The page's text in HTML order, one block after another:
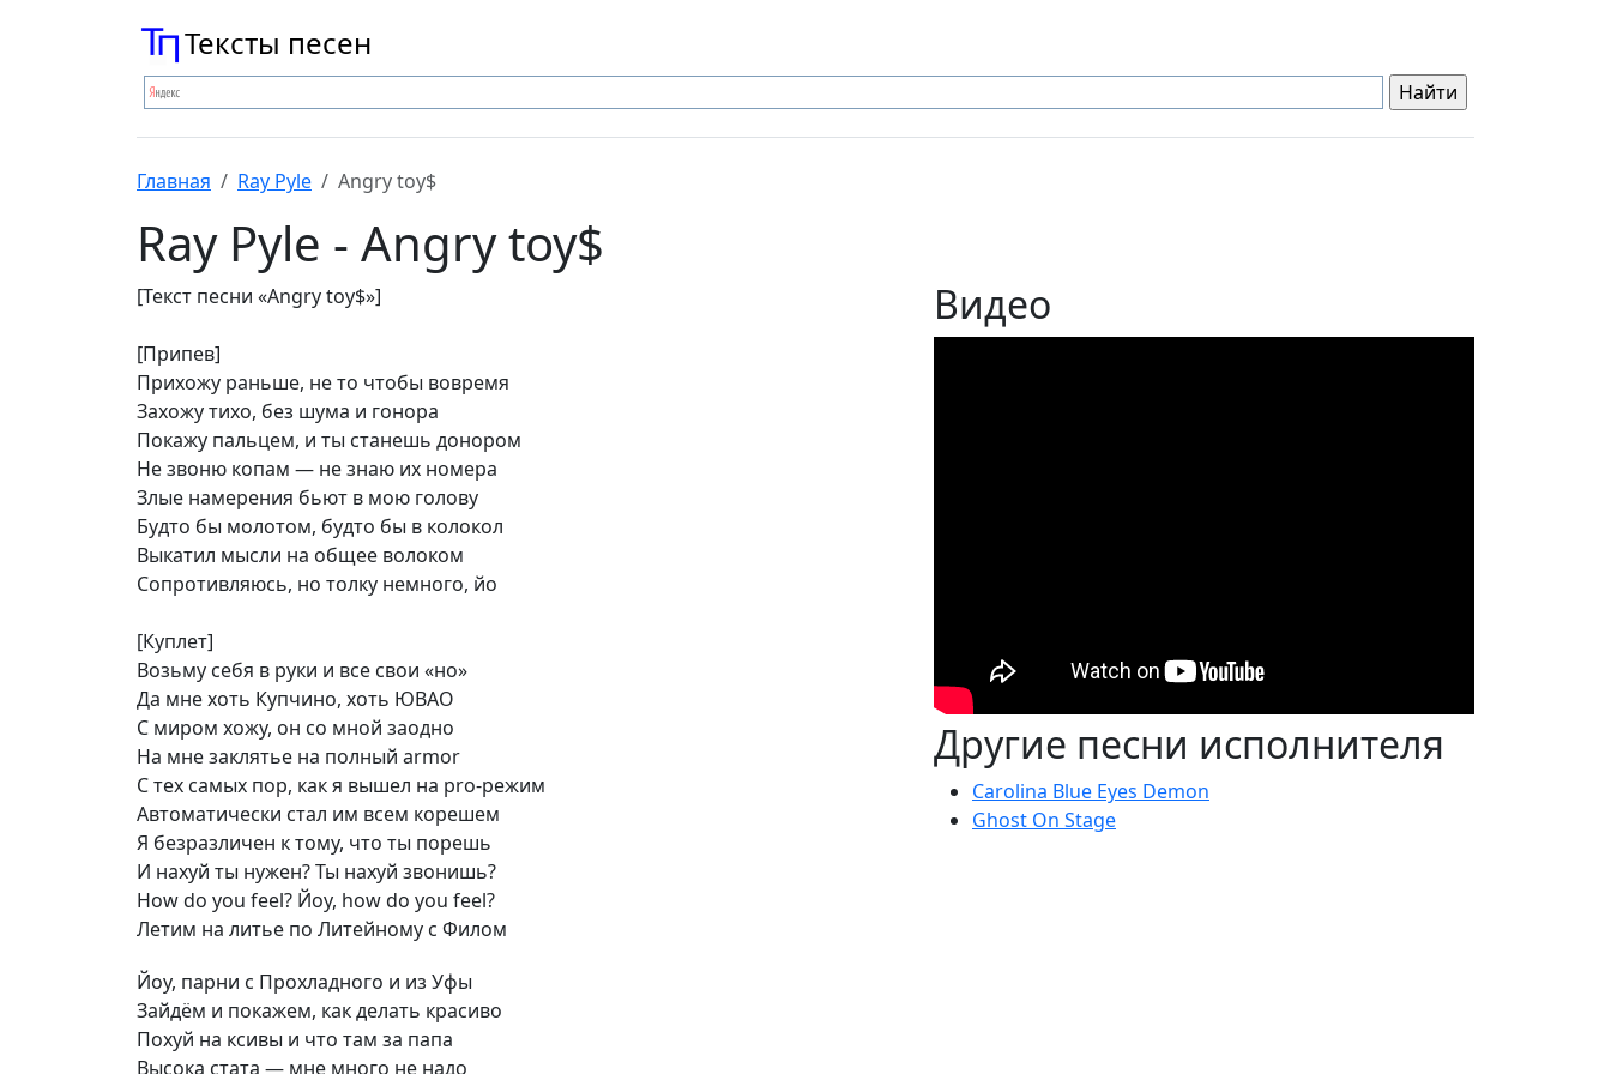
Тексты песен
Главная Ray Pyle Angry toy$
Ray Pyle - Angry toy$
[Текст песни «Angry toy$»]
[Припев]
Прихожу раньше, не то чтобы вовремя
Захожу тихо, без шума и гонора
Покажу пальцем, и ты станешь донором
Не звоню копам — не знаю их номера
Злые намерения бьют в мою голову
Будто бы молотом, будто бы в колокол
Выкатил мысли на общее волоком
Сопротивляюсь, но толку немного, йо
[Куплет]
Возьму себя в руки и все свои «но»
Да мне хоть Купчино, хоть ЮВАО
С миром хожу, он со мной заодно
На мне заклятье на полный armor
С тех самых пор, как я вышел на pro-режим
Автоматически стал им всем корешем
Я безразличен к тому, что ты порешь
И нахуй ты нужен? Ты нахуй звонишь?
How do you feel? Йоу, how do you feel?
Летим на литье по Литейному с Филом
Йоу, парни с Прохладного и из Уфы
Зайдём и покажем, как делать красиво
Похуй на ксивы и что там за папа
Высока стата — мне много не надо
Видео
Другие песни исполнителя
Carolina Blue Eyes Demon
Ghost On Stage